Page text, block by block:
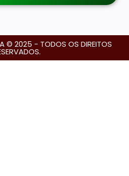
© 2025 - TODOS OS DIREITOS